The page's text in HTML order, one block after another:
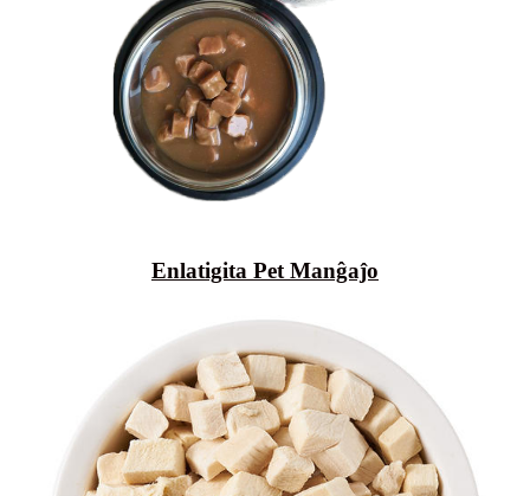
Enlatigita Pet Manĝaĵo